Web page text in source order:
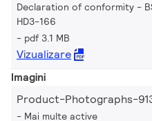
Declaration of conformity -
HD3-166
pdf 3.1 MB
Vizualizare
Imagini
Product-Photographs-
Mai multe active